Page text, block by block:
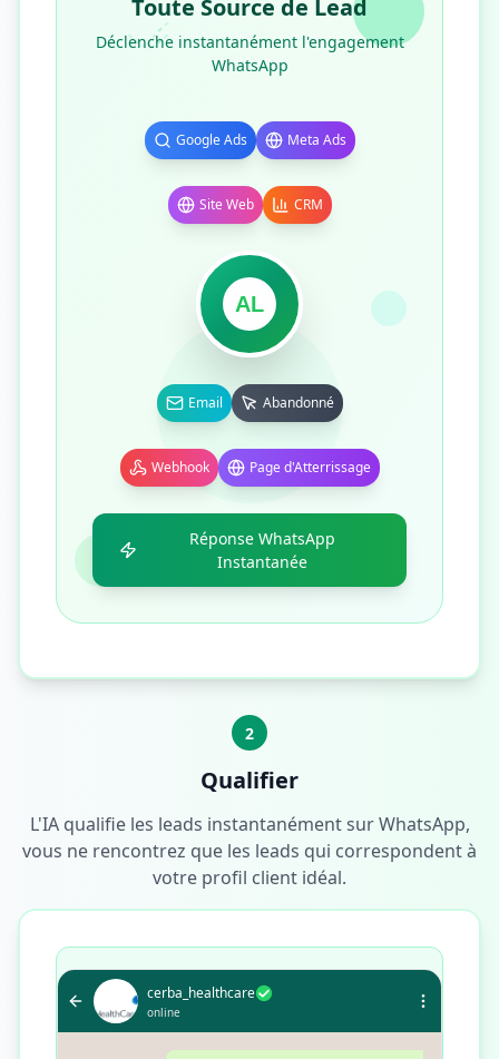
Toute Source de Lead
Déclenche instantanément l'engagement
WhatsApp
Google Ads Meta Ads
Site Web CRM
AL
Email Abandonné
Webhook Page d'Atterrissage
Réponse WhatsApp
Instantanée
2
Qualifier
L'IA qualifie les leads instantanément sur WhatsApp,
vous ne rencontrez que les leads qui correspondent à
votre profil client idéal.
cerba_healthcare
online